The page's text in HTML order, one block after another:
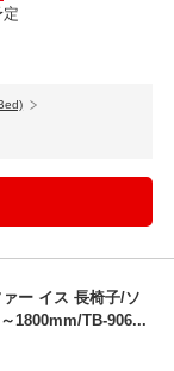
ー イス 長椅子/ソ
1800mm/TB-906...